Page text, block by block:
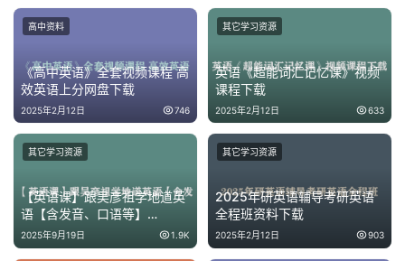
启
蒙
《高中英语》全套视频课程 高
效英语上分网盘下载
2025年2月12日 746
高中资料
英语《超能词汇记忆课》视频
课程下载
2025年2月12日 633
其它学习资源
【英语课】跟吴彦祖学地道英
语【含发音、口语等】
【MP4】【共:5.1G】
2025年9月19日 1.9K
其它学习资源
2025年研英语辅导考研英语
全程班资料下载
2025年2月12日 903
其它学习资源